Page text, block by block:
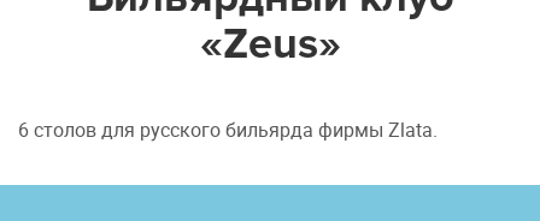
«Zeus»
6 столов для русского бильярда фирмы Zlata.